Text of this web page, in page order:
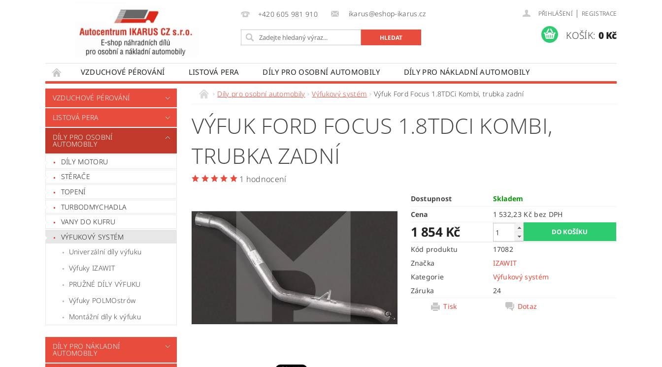
+420 605 981 910 ikarus@eshop-ikarus.cz PŘIHLÁŠENÍ | REGISTRACE
KOŠÍK: 0 Kč
VZDUCHOVÉ PÉROVÁNÍ LISTOVÁ PERA DÍLY PRO OSOBNÍ AUTOMOBILY
DÍLY PRO NÁKLADNÍ AUTOMOBILY
DÍLY PRO AUTOBUSY
DÍLY PRO UŽÍTKOVÉ VOZY DÍLY PRO ZEMĚDĚLSKÉ STROJE
VÝROBA A OPRAVY LISTOVÝCH PER
VÝROBA VENTILŮ MOTORU
VZDUCHOVÉ PÉROVÁNÍ
LISTOVÁ PERA
DÍLY PRO OSOBNÍ
AUTOMOBILY
DÍLY MOTORU
STĚRAČE
TOPENÍ
TURBODMYCHADLA
VANY DO KUFRU
VÝFUKOVÝ SYSTÉM
Univerzální díly výfuku
Výfuky IZAWIT
PRUŽNÉ DÍLY VÝFUKU
Výfuky POLMOstrów
Montážní díly k výfuku
DÍLY PRO NÁKLADNÍ
AUTOMOBILY
Díly pro osobní automobily Výfukový systém Výfuk Ford Focus 1.8TDCi Kombi, trubka zadní
VÝFUK FORD FOCUS 1.8TDCI KOMBI,
TRUBKA ZADNÍ
1 hodnocení
Dostupnost
Skladem
Cena
1 532,23 Kč bez DPH
1 854 Kč
Kód produktu
17082
Značka
IZAWIT
Kategorie
Výfukový systém
Záruka
24
Tisk
Dotaz